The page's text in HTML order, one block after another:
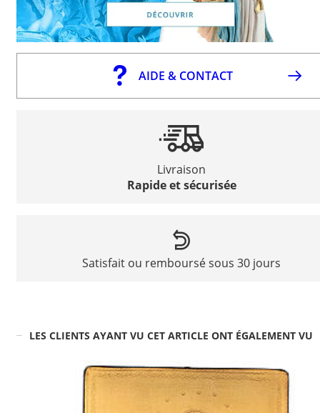
AIDE & CONTACT
Livraison
Rapide et sécurisée
Satisfait ou remboursé sous 30 jours
LES CLIENTS AYANT VU CET ARTICLE ONT ÉGALEMENT VU